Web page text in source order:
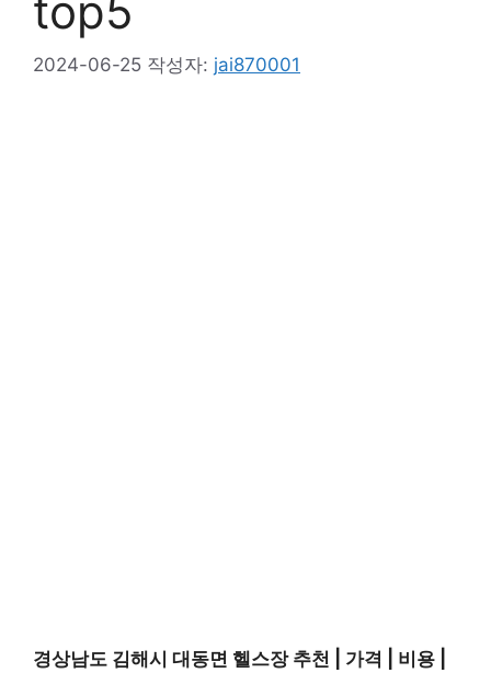
top5
2024-06-25 작성자: jai870001
경상남도 김해시 대동면 헬스장 추천 | 가격 | 비용 |